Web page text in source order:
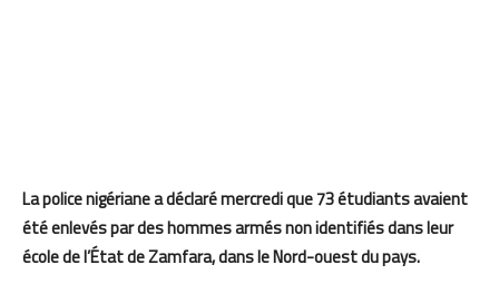
La police nigériane a déclaré mercredi que 73 étudiants avaient
été enlevés par des hommes armés non identifiés dans leur
école de l’État deZamfara, dans leNord-ouest du pays.